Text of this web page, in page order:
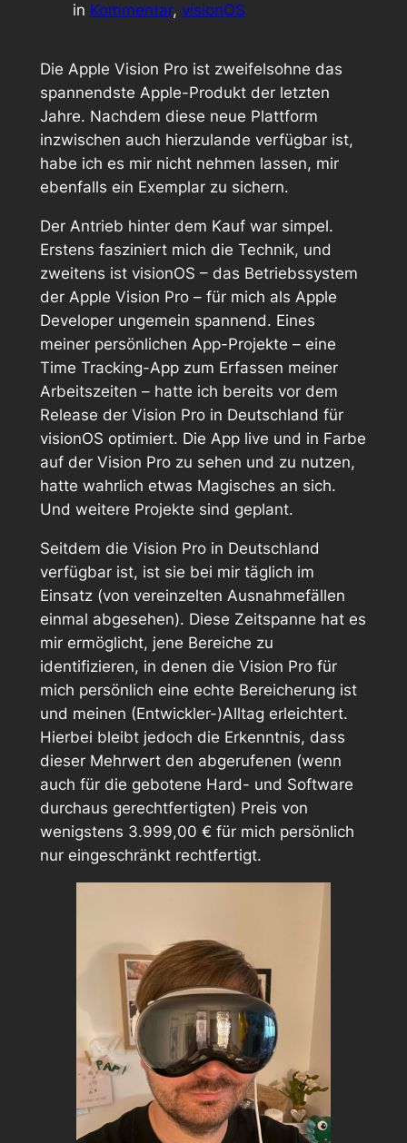
in Kommentar, visionOS
Die Apple Vision Pro ist zweifelsohne das
spannendste Apple-Produkt der letzten
Jahre. Nachdem diese neue Plattform
inzwischen auch hierzulande verfügbar ist,
habe ich es mir nicht nehmen lassen, mir
ebenfalls ein Exemplar zu sichern.
Der Antrieb hinter dem Kauf war simpel.
Erstens fasziniert mich die Technik, und
zweitens ist visionOS – das Betriebssystem
der Apple Vision Pro – für mich als Apple
Developer ungemein spannend. Eines
meiner persönlichen App-Projekte – eine
Time Tracking-App zum Erfassen meiner
Arbeitszeiten – hatte ich bereits vor dem
Release der Vision Pro in Deutschland für
visionOS optimiert. Die App live und in Farbe
auf der Vision Pro zu sehen und zu nutzen,
hatte wahrlich etwas Magisches an sich.
Und weitere Projekte sind geplant.
Seitdem die Vision Pro in Deutschland
verfügbar ist, ist sie bei mir täglich im
Einsatz (von vereinzelten Ausnahmefällen
einmal abgesehen). Diese Zeitspanne hat es
mir ermöglicht, jene Bereiche zu
identifizieren, in denen die Vision Pro für
mich persönlich eine echte Bereicherung ist
und meinen (Entwickler-)Alltag erleichtert.
Hierbei bleibt jedoch die Erkenntnis, dass
dieser Mehrwert den abgerufenen (wenn
auch für die gebotene Hard- und Software
durchaus gerechtfertigten) Preis von
wenigstens 3.999,00 € für mich persönlich
nur eingeschränkt rechtfertigt.